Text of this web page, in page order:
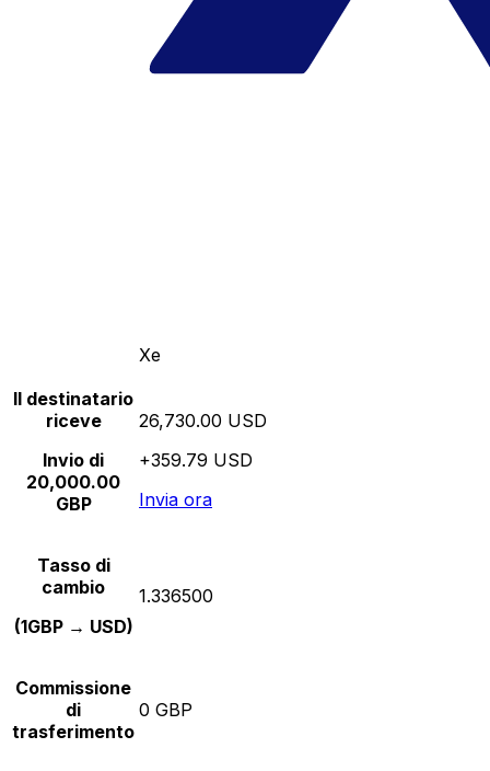
Xe
Il destinatario
riceve
Invio di
20,000.00
GBP
26,730.00 USD
+359.79 USD
Invia ora
Tasso di
cambio
(1GBP → USD)
1.336500
Commissione
di
trasferimento
0 GBP